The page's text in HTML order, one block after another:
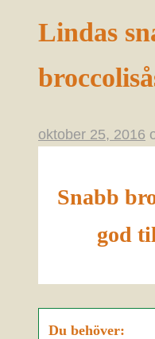
Lindas
oktober 25, 2016
Snabb
god
Du behöver: